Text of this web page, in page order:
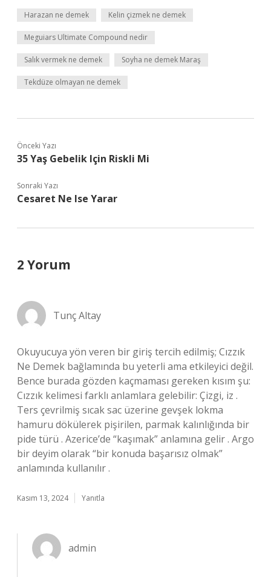
Harazan ne demek Kelin çizmek ne demek
Meguiars Ultimate Compound nedir
Salık vermek ne demek Soyha ne demek Maraş
Tekdüze olmayan ne demek
Önceki Yazı
35 Yaş Gebelik Için Riskli Mi
Sonraki Yazı
Cesaret Ne Ise Yarar
2 Yorum
Tunç Altay
Okuyucuya yön veren bir giriş tercih edilmiş; Cızzık
Ne Demek bağlamında bu yeterli ama etkileyici değil.
Bence burada gözden kaçmaması gereken kısım şu:
Cızzık kelimesi farklı anlamlara gelebilir: Çizgi, iz .
Ters çevrilmiş sıcak sac üzerine gevşek lokma
hamuru dökülerek pişirilen, parmak kalınlığında bir
pide türü . Azerice’de “kaşımak” anlamına gelir . Argo
bir deyim olarak “bir konuda başarısız olmak”
anlamında kullanılır .
Kasım 13, 2024 Yanıtla
admin